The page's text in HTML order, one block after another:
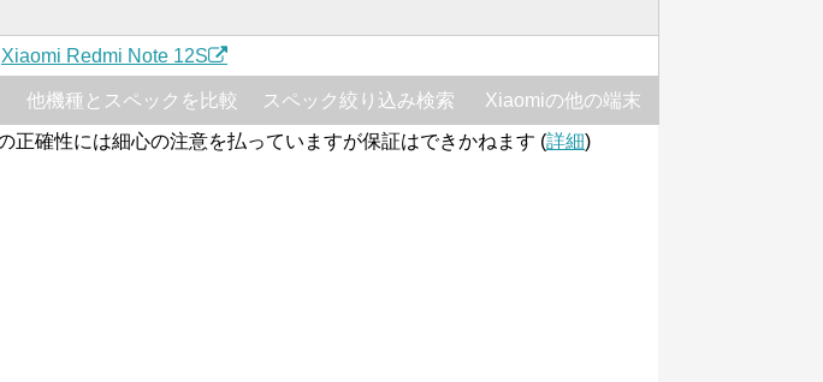
Xiaomi Redmi Note 12S
Xiaomiの他の端末
スペック絞り込み検索
他機種とスペックを比較
正確性には細心の注意を払っていますが保証はできかねます (詳細)